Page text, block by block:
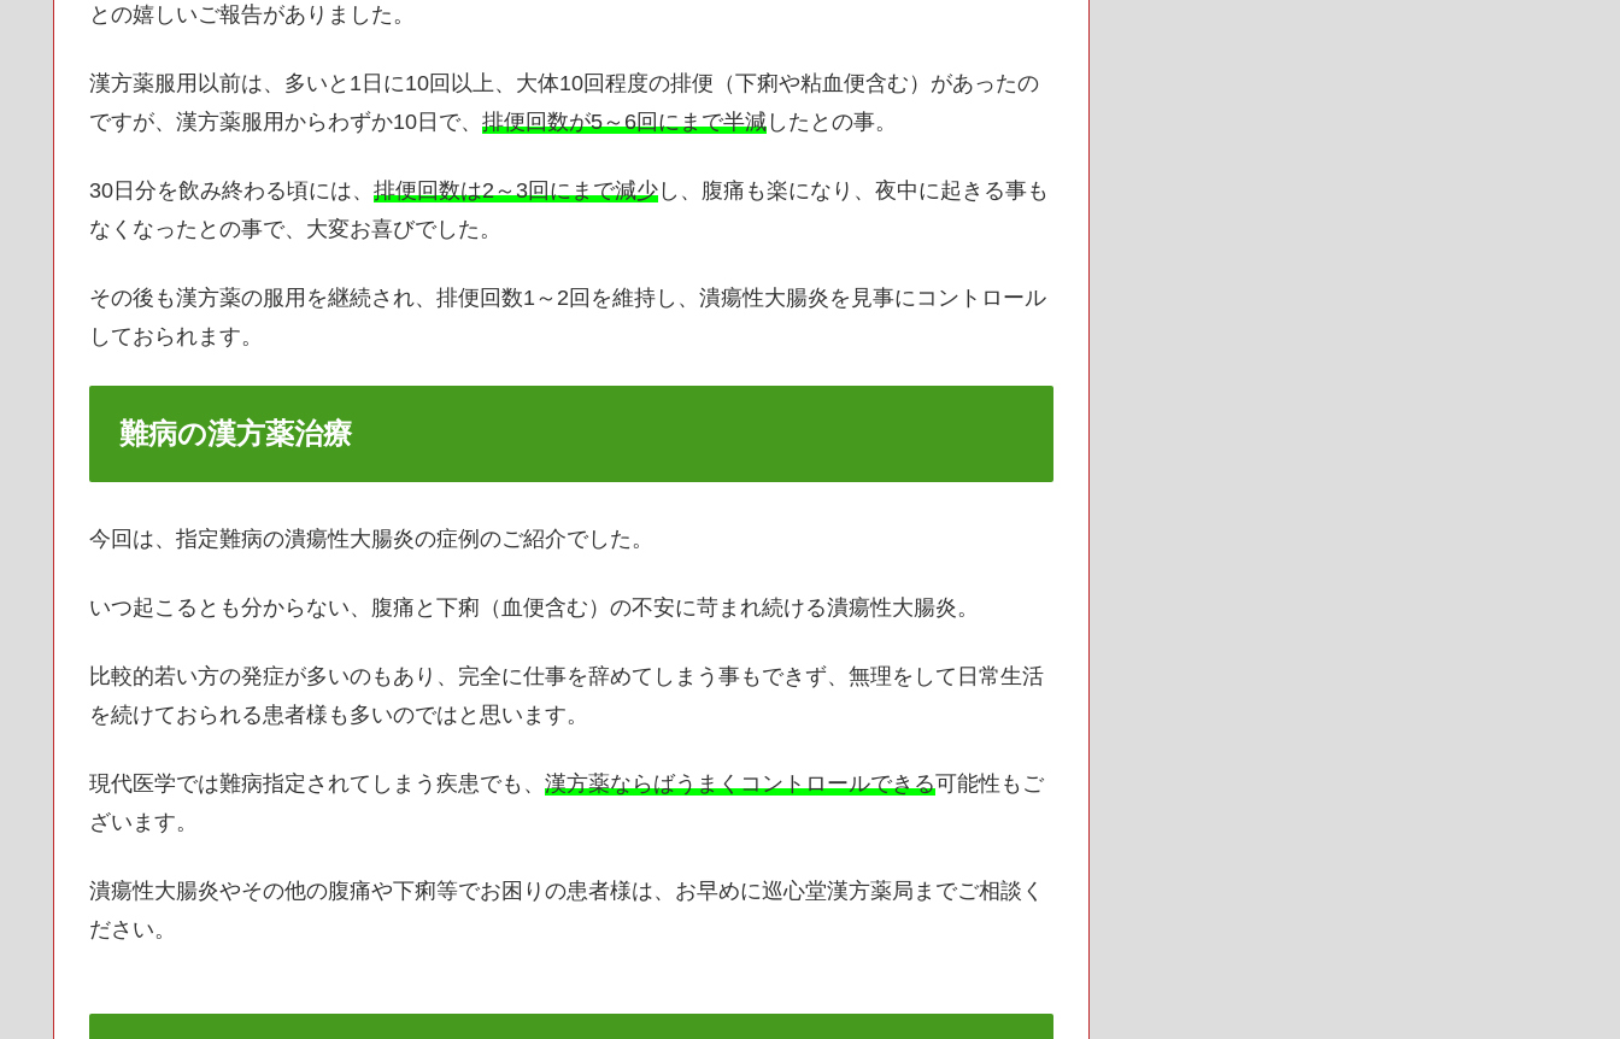
との嬉しいご報告がありました。
漢方薬服用以前は、多いと1日に10回以上、大体10回程度の排便（下痢や粘血便含む）があったの
ですが、漢方薬服用からわずか10日で、 排便回数が5～6回にまで半減 したとの事。
30日分を飲み終わる頃には、 排便回数は2～3回にまで減少 し、腹痛も楽になり、夜中に起きる事も
なくなったとの事で、大変お喜びでした。
その後も漢方薬の服用を継続され、排便回数1～2回を維持し、潰瘍性大腸炎を見事にコントロール
しておられます。
難病の漢方薬治療
今回は、指定難病の潰瘍性大腸炎の症例のご紹介でした。
いつ起こるとも分からない、腹痛と下痢（血便含む）の不安に苛まれ続ける潰瘍性大腸炎。
比較的若い方の発症が多いのもあり、完全に仕事を辞めてしまう事もできず、無理をして日常生活
を続けておられる患者様も多いのではと思います。
現代医学では難病指定されてしまう疾患でも、 漢方薬ならばうまくコントロールできる可能性もご
ざいます。
潰瘍性大腸炎やその他の腹痛や下痢等でお困りの患者様は、お早めに巡心堂漢方薬局までご相談く
ださい。